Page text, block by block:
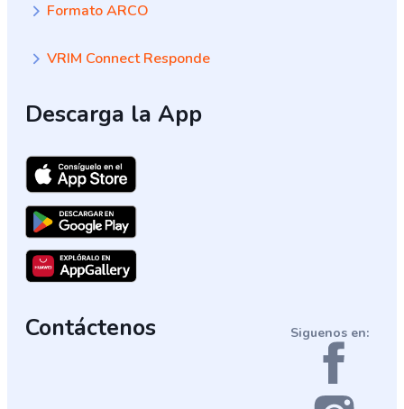
Formato ARCO
VRIM Connect Responde
Descarga la App
Contáctenos Siguenos en: